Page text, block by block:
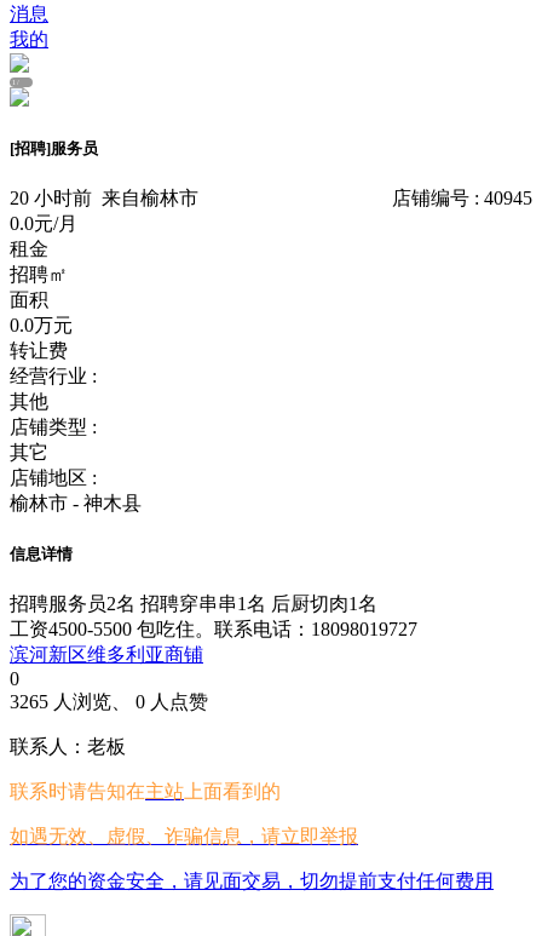
消息
我的
1 /
[招聘]服务员
20 小时前 来自榆林市
店铺编号 : 40945
0.0元/月
租金
招聘㎡
面积
0.0万元
转让费
经营行业 :
其他
店铺类型 :
其它
店铺地区 :
榆林市 - 神木县
信息详情
招聘服务员2名 招聘穿串串1名 后厨切肉1名
工资4500-5500 包吃住。联系电话：18098019727
滨河新区维多利亚商铺
0
3265 人浏览、 0 人点赞
联系人：老板
联系时请告知在主站 上面看到的
如遇无效、虚假、诈骗信息，请立即举报
为了您的资金安全，请见面交易，切勿提前支付任何费用